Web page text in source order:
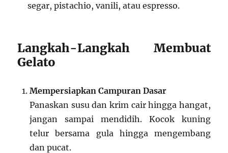
segar, pistachio, vanili, atau espresso.
Langkah-Langkah Membuat
Gelato
Mempersiapkan Campuran Dasar
Panaskan susu dan krim cair hingga hangat,
jangan sampai mendidih. Kocok kuning
telur bersama gula hingga mengembang
dan pucat.